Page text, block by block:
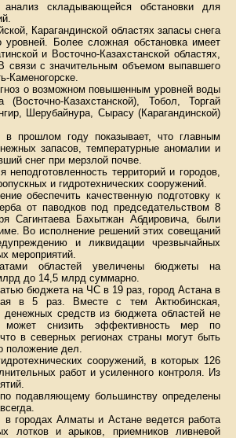
складывающейся обстановки для
Карагандинской областях запасы снега
Более сложная обстановка имеет
и Восточно-Казахстанской областях,
связи с значительным объемом выпавшего
Каменогорске.
о возможном повышенным уровней воды
Казахстанской), Тобол, Торгай
Шерубайнура, Сырасу (Карагандинской)
в прошлом году показывает, что главным
запасов, температурные аномалии и
снег при мерзлой почве.
территорий и городов,
и гидротехнических сооружений.
обеспечить качественную подготовку к
от паводков под председательством 8
Сагинтаева Бахытжан Абдировича, были
Во исполнение решений этих совещаний
и ликвидации чрезвычайных
мероприятий.
областей увеличены бюджеты на
до 14,5 млрд суммарно.
бюджета на ЧС в 19 раз, город Астана в
в 5 раз. Вместе с тем Актюбинская,
денежных средств из бюджета областей не
снизить эффективность мер по
в северных регионах страны могут быть
положение дел.
сооружений, в которых 126
работ и усиленного контроля. Из
подавляющему большинству определены
городах Алматы и Астане ведется работа
лотков и арыков, приемников ливневой